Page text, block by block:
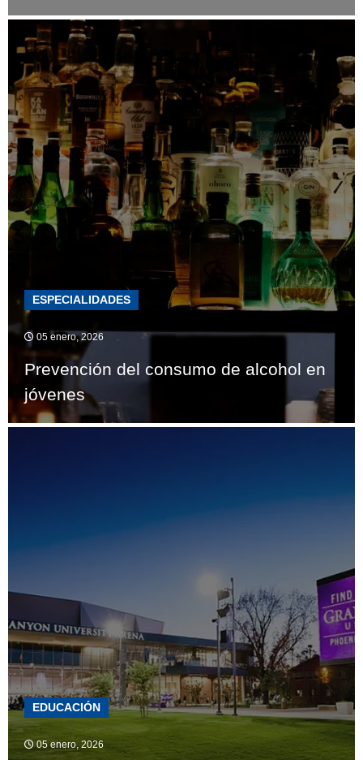
ESPECIALIDADES
05 enero, 2026
Prevención del consumo de alcohol en
jóvenes
EDUCACIÓN
05 enero, 2026